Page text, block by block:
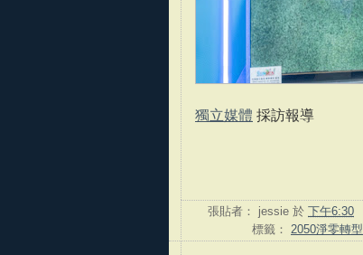
獨立媒體 採訪報導
張貼者： jessie 於 下午6:30
標籤： 2050淨零轉型